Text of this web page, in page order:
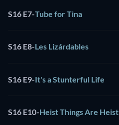
S16 E7-Tube for Tina
S16 E8-Les Lizárdables
S16 E9-It's a Stunterful Life
S16 E10-Heist Things Are Heist